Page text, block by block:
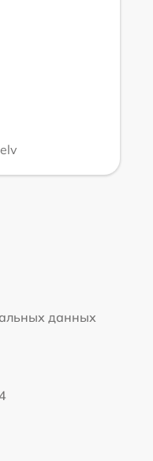
данных